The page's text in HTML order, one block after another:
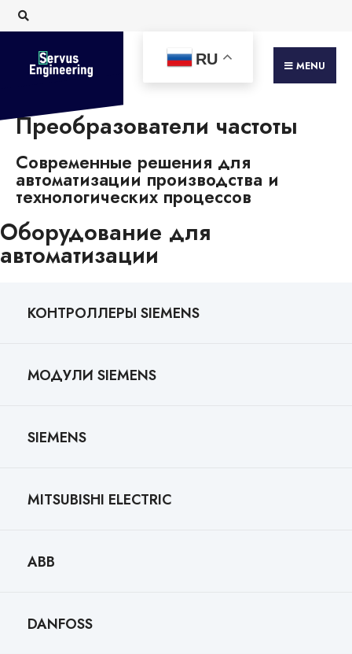
MENU
RU
Преобразователи частоты
Современные решения для
автоматизации производства и
технологических процессов
Оборудование для
автоматизации
КОНТРОЛЛЕРЫ SIEMENS
МОДУЛИ SIEMENS
SIEMENS
MITSUBISHI ELECTRIC
ABB
DANFOSS